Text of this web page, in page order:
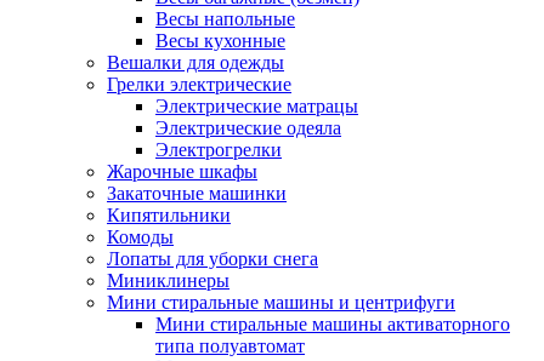
Весы напольные
Весы кухонные
Вешалки для одежды
Грелки электрические
Электрические матрацы
Электрические одеяла
Электрогрелки
Жарочные шкафы
Закаточные машинки
Кипятильники
Комоды
Лопаты для уборки снега
Миниклинеры
Мини стиральные машины и центрифуги
Мини стиральные машины активаторного
типа полуавтомат